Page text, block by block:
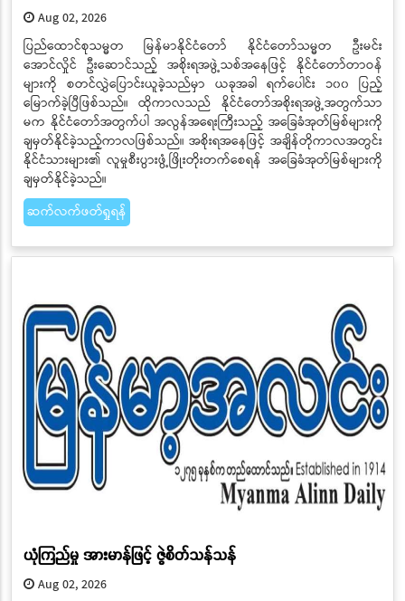
Aug 02, 2026
ပြည်ထောင်စုသမ္မတ မြန်မာနိုင်ငံတော် နိုင်ငံတော်သမ္မတ ဦးမင်း
အောင်လှိုင် ဦးဆောင်သည့် အစိုးရအဖွဲ့သစ်အနေဖြင့် နိုင်ငံတော်တာဝန်
များကို စတင်လွှဲပြောင်းယူခဲ့သည်မှာ ယခုအခါ ရက်ပေါင်း ၁၀၀ ပြည့်
မြောက်ခဲ့ပြီဖြစ်သည်။ ထိုကာလသည် နိုင်ငံတော်အစိုးရအဖွဲ့အတွက်သာ
မက နိုင်ငံတော်အတွက်ပါ အလွန်အရေးကြီးသည့် အခြေခံအုတ်မြစ်များကို
ချမှတ်နိုင်ခဲ့သည့်ကာလဖြစ်သည်။ အစိုးရအနေဖြင့် အချိန်တိုကာလအတွင်း
နိုင်ငံသားများ၏ လူမှုစီးပွားဖွံ့ဖြိုးတိုးတက်စေရန် အခြေခံအုတ်မြစ်များကို
ချမှတ်နိုင်ခဲ့သည်။
ဆက်လက်ဖတ်ရှုရန်
ယုံကြည်မှု အားမာန်ဖြင့် ဇွဲစိတ်သန်သန်
Aug 02, 2026